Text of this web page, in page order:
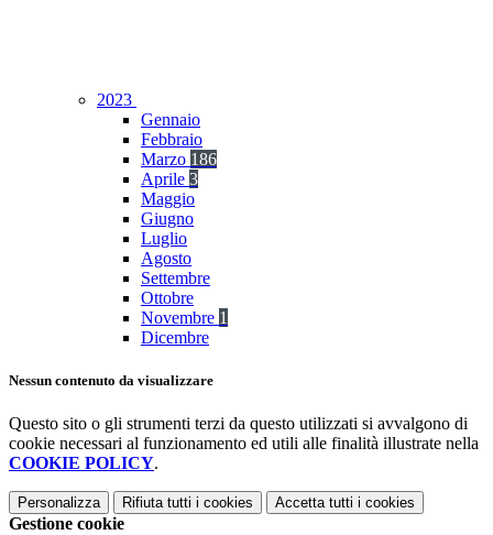
2023
Gennaio
Febbraio
Marzo 186
Aprile 3
Maggio
Giugno
Luglio
Agosto
Settembre
Ottobre
Novembre 1
Dicembre
Nessun contenuto da visualizzare
Questo sito o gli strumenti terzi da questo utilizzati si avvalgono di
cookie necessari al funzionamento ed utili alle finalità illustrate nella
COOKIE POLICY.
Personalizza Rifiuta tutti i cookies Accetta tutti i cookies
Gestione cookie